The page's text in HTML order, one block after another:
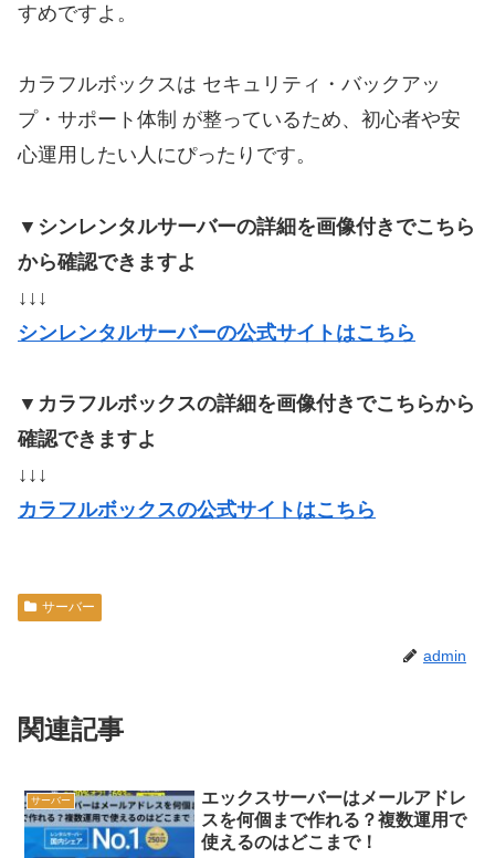
すめですよ。
カラフルボックスは セキュリティ・バックアッ
プ・サポート体制 が整っているため、初心者や安
心運用したい人にぴったりです。
▼シンレンタルサーバーの詳細を画像付きでこちら
から確認できますよ
↓↓↓
シンレンタルサーバーの公式サイトはこちら
▼カラフルボックスの詳細を画像付きでこちらから
確認できますよ
↓↓↓
カラフルボックスの公式サイトはこちら
サーバー
admin
関連記事
サーバー
エックスサーバーはメールアドレ
スを何個まで作れる？複数運用で
使えるのはどこまで！